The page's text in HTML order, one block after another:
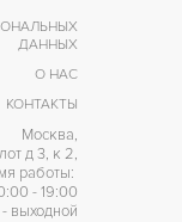
ДАННЫХ
О НАС
КОНТАКТЫ
Москва,
д 3, к 2,
работы:
- 19:00
выходной